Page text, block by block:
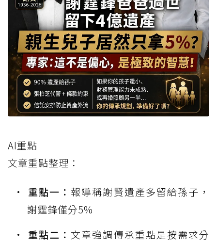
AI重點
文章重點整理：
重點一： 報導稱謝賢遺產多留給孫子，
謝霆鋒僅分5%
重點二： 文章強調傳承重點是按需求分